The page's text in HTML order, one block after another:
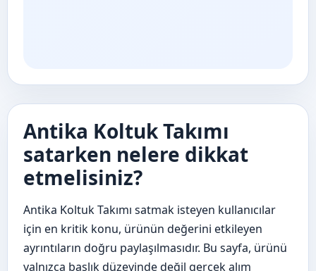
Antika Koltuk Takımı
satarken nelere dikkat
etmelisiniz?
Antika Koltuk Takımı satmak isteyen kullanıcılar
için en kritik konu, ürünün değerini etkileyen
ayrıntıların doğru paylaşılmasıdır. Bu sayfa, ürünü
yalnızca başlık düzeyinde değil gerçek alım